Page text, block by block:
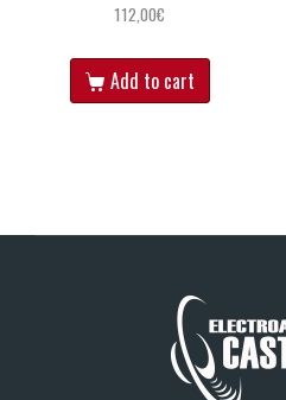
112,00€
Add to cart